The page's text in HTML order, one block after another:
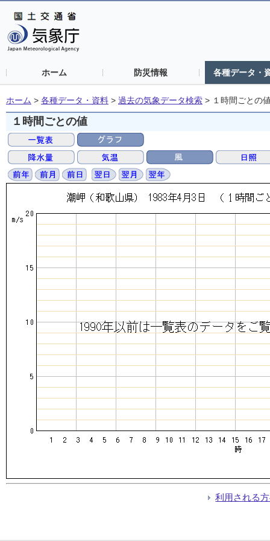
ホーム 防災情報 各種データ・
ホーム > 各種データ・資料 > 過去の気象データ検索 > １時間ごとの
１時間ごとの値
利用される